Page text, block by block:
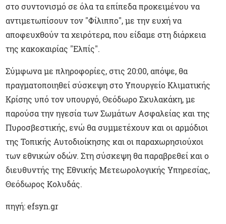
στο συντονισμό σε όλα τα επίπεδα προκειμένου να
αντιμετωπίσουν τον "Φίλιππο", με την ευχή να
αποφευχθούν τα χειρότερα, που είδαμε στη διάρκεια
της κακοκαιρίας "Ελπίς".
Σύμφωνα με πληροφορίες, στις 20:00, απόψε, θα
πραγματοποιηθεί σύσκεψη στο Υπουργείο Κλιματικής
Κρίσης υπό τον υπουργό, Θεόδωρο Σκυλακάκη, με
παρούσα την ηγεσία των Σωμάτων Ασφαλείας και της
Πυροσβεστικής, ενώ θα συμμετέχουν και οι αρμόδιοι
της Τοπικής Αυτοδιοίκησης και οι παραχωρησιούχοι
των εθνικών οδών. Στη σύσκεψη θα παραβρεθεί και ο
διευθυντής της Εθνικής Μετεωρολογικής Υπηρεσίας,
Θεόδωρος Κολυδάς.
πηγή: efsyn.gr